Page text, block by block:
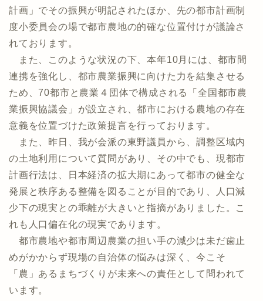
計画」でその振興が明記されたほか、先の都市計画制
度小委員会の場で都市農地の的確な位置付けが議論さ
れております。
また、このような状況の下、本年10月には、都市間
連携を強化し、都市農業振興に向けた力を結集させる
ため、70都市と農業４団体で構成される「全国都市農
業振興協議会」が設立され、都市における農地の存在
意義を位置づけた政策提言を行っております。
また、昨日、我が会派の東野議員から、調整区域内
の土地利用について質問があり、その中でも、現都市
計画行法は、日本経済の拡大期にあって都市の健全な
発展と秩序ある整備を図ることが目的であり、人口減
少下の現実との乖離が大きいと指摘がありました。こ
れも人口偏在化の現実であります。
都市農地や都市周辺農業の担い手の減少は未だ歯止
めがかからず現場の自治体の悩みは深く、今こそ
「農」あるまちづくりが未来への責任として問われて
います。